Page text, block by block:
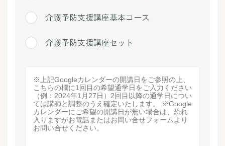
介護予防支援講座基本コース
介護予防支援講座セット